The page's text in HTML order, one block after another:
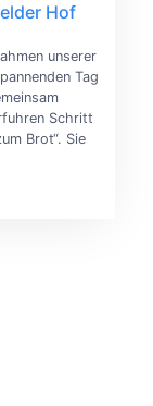
Hof
unserer
Tag
Schritt
Brot“. Sie